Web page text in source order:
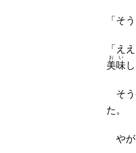
「そ
「え
美味
おい
そう
た。
やが